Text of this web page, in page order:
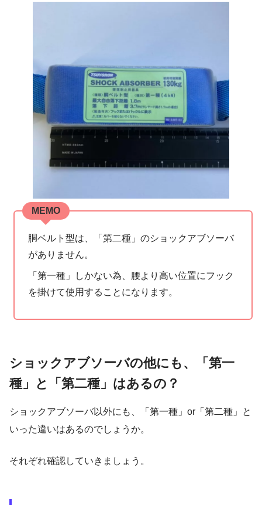
MEMO
胴ベルト型は、「第二種」のショックアブソーバ
がありません。
「第一種」しかない為、腰より高い位置にフック
を掛けて使用することになります。
ショックアブソーバの他にも、「第一
種」と「第二種」はあるの？
ショックアブソーバ以外にも、「第一種」or「第二種」と
いった違いはあるのでしょうか。
それぞれ確認していきましょう。